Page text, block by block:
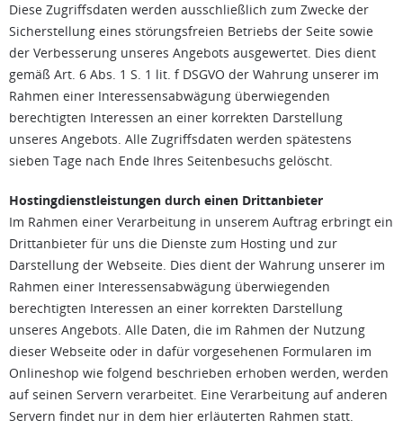
Diese Zugriffsdaten werden ausschließlich zum Zwecke der
Sicherstellung eines störungsfreien Betriebs der Seite sowie
der Verbesserung unseres Angebots ausgewertet. Dies dient
gemäß Art. 6 Abs. 1 S. 1 lit. f DSGVO der Wahrung unserer im
Rahmen einer Interessensabwägung überwiegenden
berechtigten Interessen an einer korrekten Darstellung
unseres Angebots. Alle Zugriffsdaten werden spätestens
sieben Tage nach Ende Ihres Seitenbesuchs gelöscht.
Hostingdienstleistungen durch einen Drittanbieter
Im Rahmen einer Verarbeitung in unserem Auftrag erbringt ein
Drittanbieter für uns die Dienste zum Hosting und zur
Darstellung der Webseite. Dies dient der Wahrung unserer im
Rahmen einer Interessensabwägung überwiegenden
berechtigten Interessen an einer korrekten Darstellung
unseres Angebots. Alle Daten, die im Rahmen der Nutzung
dieser Webseite oder in dafür vorgesehenen Formularen im
Onlineshop wie folgend beschrieben erhoben werden, werden
auf seinen Servern verarbeitet. Eine Verarbeitung auf anderen
Servern findet nur in dem hier erläuterten Rahmen statt.